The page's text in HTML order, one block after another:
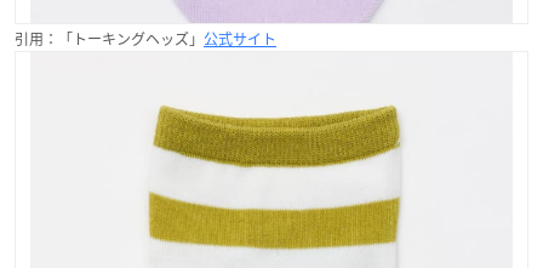
引用：「トーキングヘッズ」 公式サイト